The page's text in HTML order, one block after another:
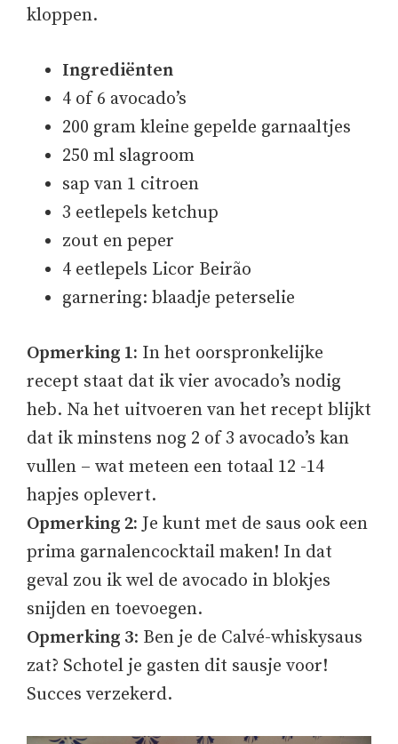
kloppen.
Ingrediënten
4 of 6 avocado’s
200 gram kleine gepelde garnaaltjes
250 ml slagroom
sap van 1 citroen
3 eetlepels ketchup
zout en peper
4 eetlepels Licor Beirão
garnering: blaadje peterselie
Opmerking 1: In het oorspronkelijke
recept staat dat ik vier avocado’s nodig
heb. Na het uitvoeren van het recept blijkt
dat ik minstens nog 2 of 3 avocado’s kan
vullen – wat meteen een totaal 12 -14
hapjes oplevert.
Opmerking 2: Je kunt met de saus ook een
prima garnalencocktail maken! In dat
geval zou ik wel de avocado in blokjes
snijden en toevoegen.
Opmerking 3: Ben je de Calvé-whiskysaus
zat? Schotel je gasten dit sausje voor!
Succes verzekerd.